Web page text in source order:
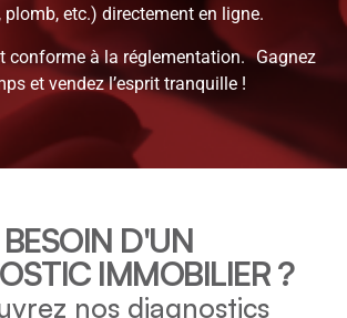
plomb, etc.) directement en ligne.
conforme à la réglementation. Gagnez
et vendez l’esprit tranquille !
BESOIN D'UN
IMMOBILIER ?
nos diagnostics